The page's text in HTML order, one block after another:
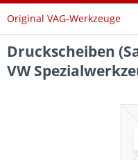
Original VAG-Werkzeuge
Druckscheiben
VW